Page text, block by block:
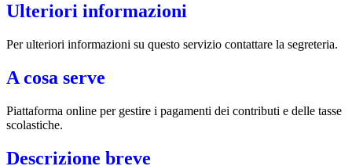
Ulteriori informazioni
Per ulteriori informazioni su questo servizio contattare la segreteria.
A cosa serve
Piattaforma online per gestire i pagamenti dei contributi e delle tasse
scolastiche.
Descrizione breve